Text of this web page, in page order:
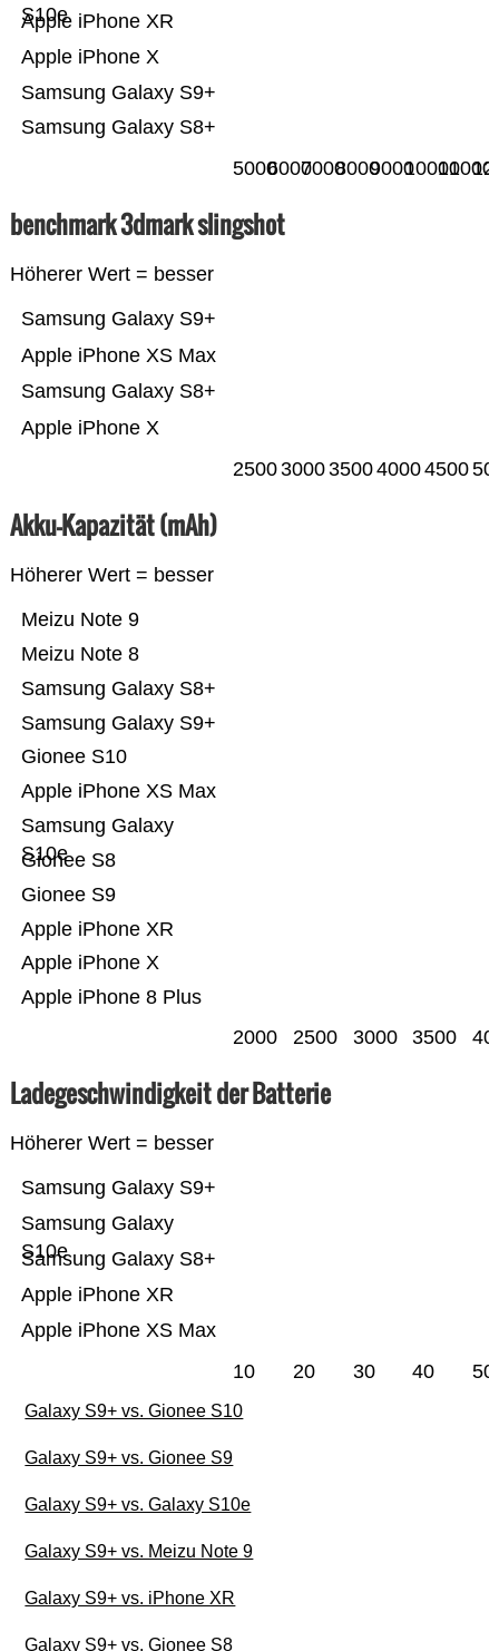
Samsung Galaxy S8+
Samsung Galaxy S9+
Apple iPhone X
Apple iPhone XR
S10e
500060007000800090001000011000
benchmark 3dmark slingshot
Höherer Wert = besser
Apple iPhone X
Samsung Galaxy S8+
Apple iPhone XS Max
Samsung Galaxy S9+
25003000350040004500
Akku-Kapazität (mAh)
Höherer Wert = besser
Apple iPhone 8 Plus
Apple iPhone X
Apple iPhone XR
Gionee S9
Gionee S8
Samsung Galaxy
S10e
Apple iPhone XS Max
Gionee S10
Samsung Galaxy S9+
Samsung Galaxy S8+
Meizu Note 8
Meizu Note 9
2000 2500 3000 3500
Ladegeschwindigkeit der Batterie
Höherer Wert = besser
Apple iPhone XS Max
Apple iPhone XR
Samsung Galaxy S8+
Samsung Galaxy
S10e
Samsung Galaxy S9+
10 20 30 40 50
Galaxy S9+ vs. Gionee S10
Galaxy S9+ vs. Gionee S9
Galaxy S9+ vs. Galaxy S10e
Galaxy S9+ vs. Meizu Note 9
Galaxy S9+ vs. iPhone XR
Galaxy S9+ vs. Gionee S8